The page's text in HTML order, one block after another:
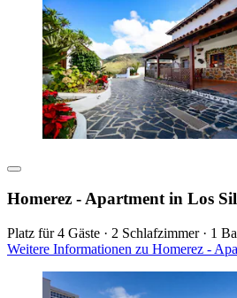
Homerez - Apartment in Los
Platz für 4 Gäste · 2 Schlafzimmer · 1
Weitere Informationen zu Homerez -